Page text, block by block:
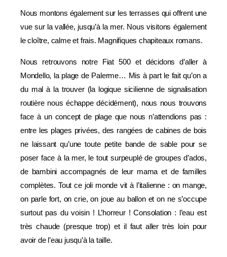
Nous montons également sur les terrasses qui offrent une
vue sur la vallée, jusqu’à la mer. Nous visitons également
le cloître, calme et frais. Magnifiques chapiteaux romans.
Nous retrouvons notre Fiat 500 et décidons d’aller à
Mondello, la plage de Palerme… Mis à part le fait qu’on a
du mal à la trouver (la logique sicilienne de signalisation
routière nous échappe décidément), nous nous trouvons
face à un concept de plage que nous n’attendions pas :
entre les plages privées, des rangées de cabines de bois
ne laissant qu’une toute petite bande de sable pour se
poser face à la mer, le tout surpeuplé de groupes d’ados,
de bambini accompagnés de leur mama et de familles
complètes. Tout ce joli monde vit à l’italienne : on mange,
on parle fort, on crie, on joue au ballon et on ne s’occupe
surtout pas du voisin ! L’horreur ! Consolation : l’eau est
très chaude (presque trop) et il faut aller très loin pour
avoir de l’eau jusqu’à la taille.